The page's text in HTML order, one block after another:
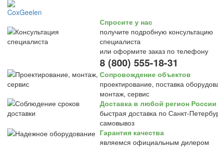
Спросите у нас
получите подробную консультацию
специалиста
или оформите заказ по телефону
8 (800) 555-18-31
Сопровождение объектов
проектирование, поставка
монтаж, сервис
Доставка в любой регион России
быстрая доставка по Санкт-
самовывоз
Гарантия качества
являемся официальным дилером